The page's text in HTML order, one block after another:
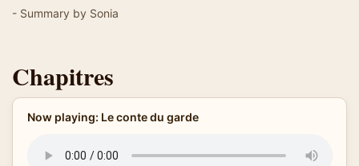
- Summary by Sonia
Chapitres
Now playing: Le conte du garde